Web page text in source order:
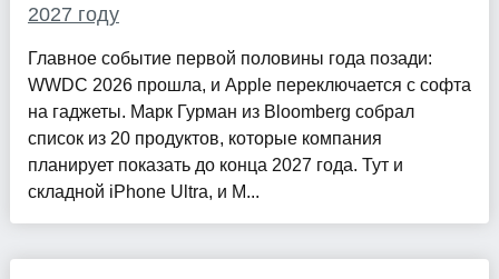
2027 году
Главное событие первой половины года позади:
WWDC 2026 прошла, и Apple переключается с софта
на гаджеты. Марк Гурман из Bloomberg собрал
список из 20 продуктов, которые компания
планирует показать до конца 2027 года. Тут и
складной iPhone Ultra, и M...